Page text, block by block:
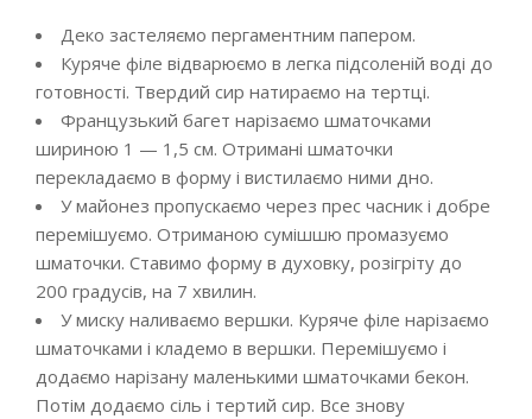
Деко застеляємо пергаментним папером.
Куряче філе відварюємо в легка підсоленій воді до
готовності. Твердий сир натираємо на тертці.
Французький багет нарізаємо шматочками
шириною 1 — 1,5 см. Отримані шматочки
перекладаємо в форму і вистилаємо ними дно.
У майонез пропускаємо через прес часник і добре
перемішуємо. Отриманою сумішшю промазуємо
шматочки. Ставимо форму в духовку, розігріту до
200 градусів, на 7 хвилин.
У миску наливаємо вершки. Куряче філе нарізаємо
шматочками і кладемо в вершки. Перемішуємо і
додаємо нарізану маленькими шматочками бекон.
Потім додаємо сіль і тертий сир. Все знову